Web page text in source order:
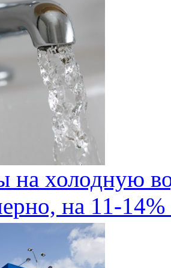
на холодную
на 11-14%